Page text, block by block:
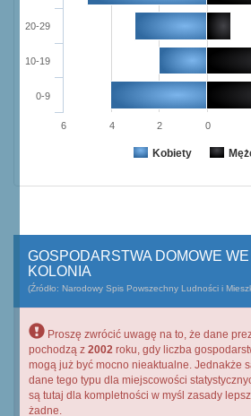
Kobiety
0-9
10-19
20-29
6 4 2 0
GOSPODARSTWA DOMOWE
KOLONIA
(Źródło: Narodowy Spis Powszechny Ludności i
Proszę zwrócić uwagę na to, że dane
pochodzą z 2002 roku, gdy liczba
mogą już być mocno nieaktualne. Jednakże
dane tego typu dla miejscowości
są tutaj dla kompletności w myśl zasady
żadne.